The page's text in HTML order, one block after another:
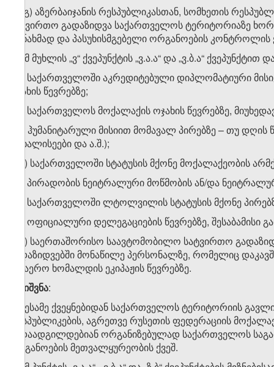
ვ.ბ.გ) აზერბაიჯანის რესპუბლიკასთან, სომხეთის
სატვირთო გადაზიდვა საქართველოს ტერიტორიაზე
თანახმად და პასუხისმგებელი ორგანოების კონტროლის
ამ მუხლის „ვ“ ქვეპუნქტის „ვ.ა.ა“ და „ვ.ბ.ა“
ზ.ა) საქართველოში აკრედიტებული დიპლომატიური
ოჯახის წევრებზე;
ზ.ბ) საქართველოს მოქალაქის ოჯახის წევრებზე,
ზ.გ) ჰუმანიტარული მისიით მომავალ პირებზე – თუ
მოხალისეები და ა.შ.);
ზ.დ) საქართველოში სტატუსის მქონე მოქალაქეობის
ზ.ე) პირადობის ნეიტრალური მოწმობის ან/და
ზ.ვ) საქართველოში ლტოლვილის სტატუსის მქონე
ზ.ზ) ოფიციალური დელეგაციების წევრებზე, შესაბამისი
ზ.თ) საერთაშორისო საავტომობილო სატვირთო
გადაზიდვებში მონაწილე პერსონალზე, რომელიც
საჰაერო ხომალდის ეკიპაჟის წევრებზე.
შენიშვნა:
1. მესამე ქვეყნებიდან საქართველოს ტერიტორიის
რესპუბლიკების, აგრეთვე რუსეთის ფედერაციის
გადაადგილდებიან ორგანიზებულად საქართველოს
ორგანოების მეთვალყურეობის ქვეშ.